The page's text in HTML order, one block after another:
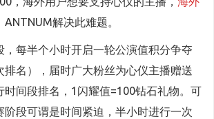
ANTNUM解决此难题。
，每半个小时开启一轮公演值积分争夺
排名），届时广大粉丝为心仪主播赠送
时间段排名，1闪耀值=100钻石礼物。可
阶段可谓是时间紧迫，半小时进行一次